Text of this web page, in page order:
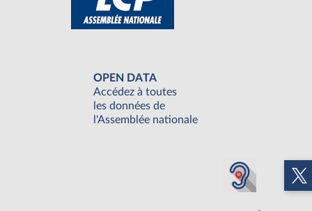
OPEN DATA
Accédez à toutes
les données de
l'Assemblée nationale